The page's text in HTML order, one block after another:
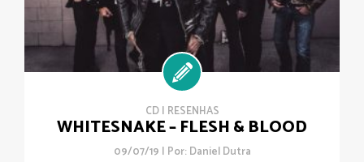
CD| RESENHAS
WHITESNAKE – FLESH & BLOOD
09/07/19 | Por:Daniel Dutra